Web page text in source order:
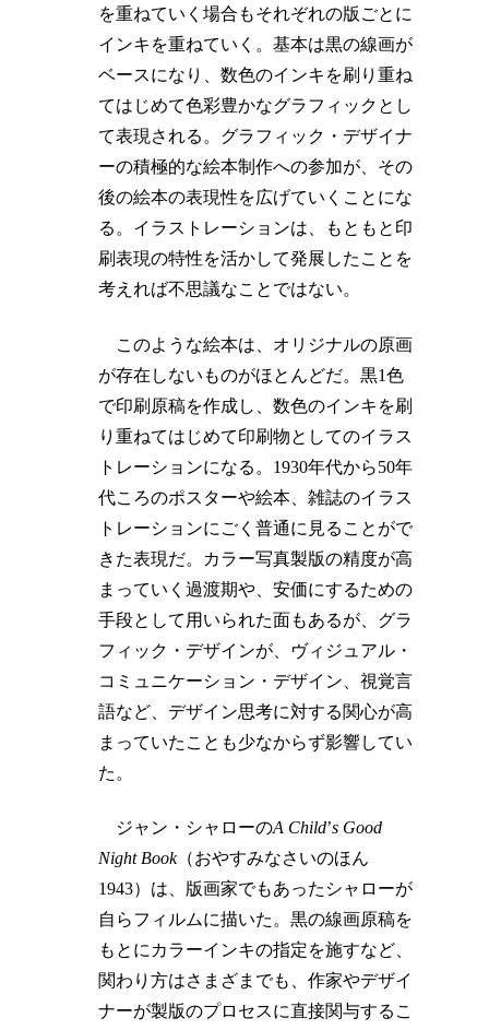
を重ねていく場合もそれぞれの版ごとに
インキを重ねていく。基本は黒の線画が
ベースになり、数色のインキを刷り重ね
てはじめて色彩豊かなグラフィックとし
て表現される。グラフィック・デザイナ
ーの積極的な絵本制作への参加が、その
後の絵本の表現性を広げていくことにな
る。イラストレーションは、もともと印
刷表現の特性を活かして発展したことを
考えれば不思議なことではない。
このような絵本は、オリジナルの原画
が存在しないものがほとんどだ。黒1色
で印刷原稿を作成し、数色のインキを刷
り重ねてはじめて印刷物としてのイラス
トレーションになる。1930年代から50年
代ころのポスターや絵本、雑誌のイラス
トレーションにごく普通に見ることがで
きた表現だ。カラー写真製版の精度が高
まっていく過渡期や、安価にするための
手段として用いられた面もあるが、グラ
フィック・デザインが、ヴィジュアル・
コミュニケーション・デザイン、視覚言
語など、デザイン思考に対する関心が高
まっていたことも少なからず影響してい
た。
ジャン・シャローのA Child’s Good
Night Book（おやすみなさいのほん
1943）は、版画家でもあったシャローが
自らフィルムに描いた。黒の線画原稿を
もとにカラーインキの指定を施すなど、
関わり方はさまざまでも、作家やデザイ
ナーが製版のプロセスに直接関与するこ